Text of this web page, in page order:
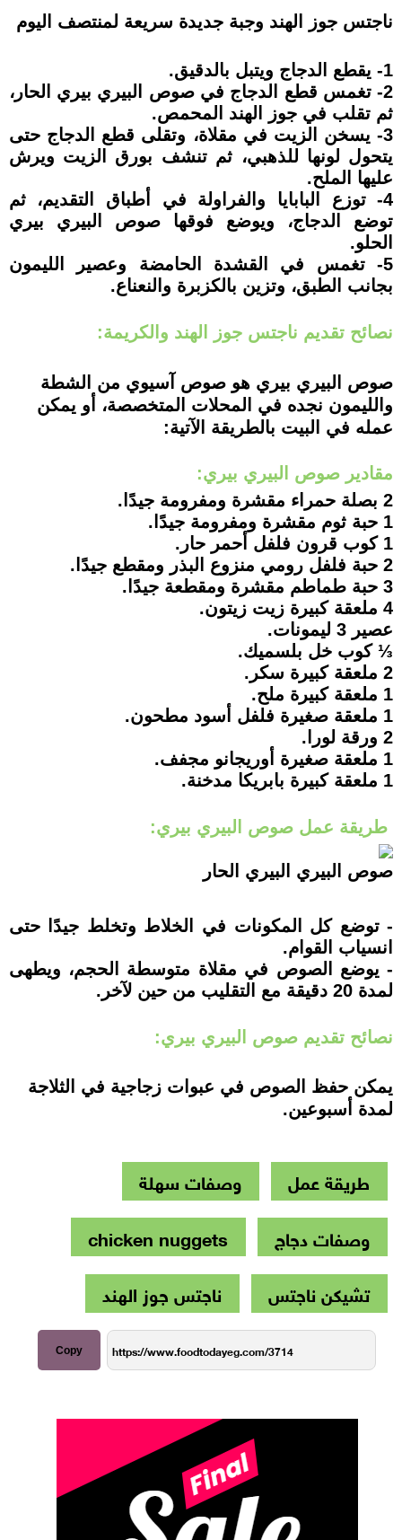
ناجتس جوز الهند وجبة جديدة سريعة لمنتصف اليوم
1- يقطع الدجاج ويتبل بالدقيق.
2- تغمس قطع الدجاج في صوص البيري بيري الحار،
ثم تقلب في جوز الهند المحمص.
3- يسخن الزيت في مقلاة، وتقلى قطع الدجاج حتى
يتحول لونها للذهبي، ثم تنشف بورق الزيت ويرش
عليها الملح.
4- توزع البابايا والفراولة في أطباق التقديم، ثم
توضع الدجاج، ويوضع فوقها صوص البيري بيري
الحلو.
5- تغمس في القشدة الحامضة وعصير الليمون
بجانب الطبق، وتزين بالكزبرة والنعناع.
نصائح تقديم ناجتس جوز الهند والكريمة:
صوص البيري بيري هو صوص آسيوي من الشطة
والليمون نجده في المحلات المتخصصة، أو يمكن
عمله في البيت بالطريقة الآتية:
مقادير صوص البيري بيري:
2 بصلة حمراء مقشرة ومفرومة جيدًا.
1 حبة ثوم مقشرة ومفرومة جيدًا.
1 كوب قرون فلفل أحمر حار.
2 حبة فلفل رومي منزوع البذر ومقطع جيدًا.
3 حبة طماطم مقشرة ومقطعة جيدًا.
4 ملعقة كبيرة زيت زيتون.
عصير 3 ليمونات.
⅓ كوب خل بلسميك.
2 ملعقة كبيرة سكر.
1 ملعقة كبيرة ملح.
1 ملعقة صغيرة فلفل أسود مطحون.
2 ورقة لورا.
1 ملعقة صغيرة أوريجانو مجفف.
1 ملعقة كبيرة بابريكا مدخنة.
طريقة عمل صوص البيري بيري:
صوص البيري البيري الحار
- توضع كل المكونات في الخلاط وتخلط جيدًا حتى
انسياب القوام.
- يوضع الصوص في مقلاة متوسطة الحجم، ويطهى
لمدة 20 دقيقة مع التقليب من حين لآخر.
نصائح تقديم صوص البيري بيري:
يمكن حفظ الصوص في عبوات زجاجية في الثلاجة
لمدة أسبوعين.
طريقة عمل
وصفات سهلة
وصفات دجاج
chicken nuggets
تشيكن ناجتس
ناجتس جوز الهند
Copy